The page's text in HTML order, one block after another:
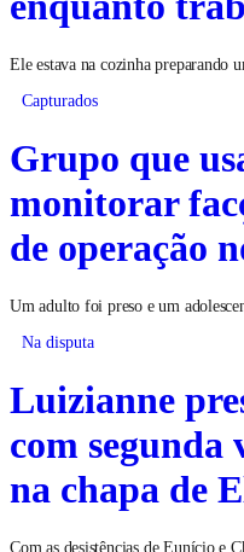
Ele estava na cozinha preparando
Capturados
Grupo que
monitorar
de operação
Um adulto foi preso e um
Na disputa
Luizianne
com segunda
na chapa de
Com as desistências de Eunício e